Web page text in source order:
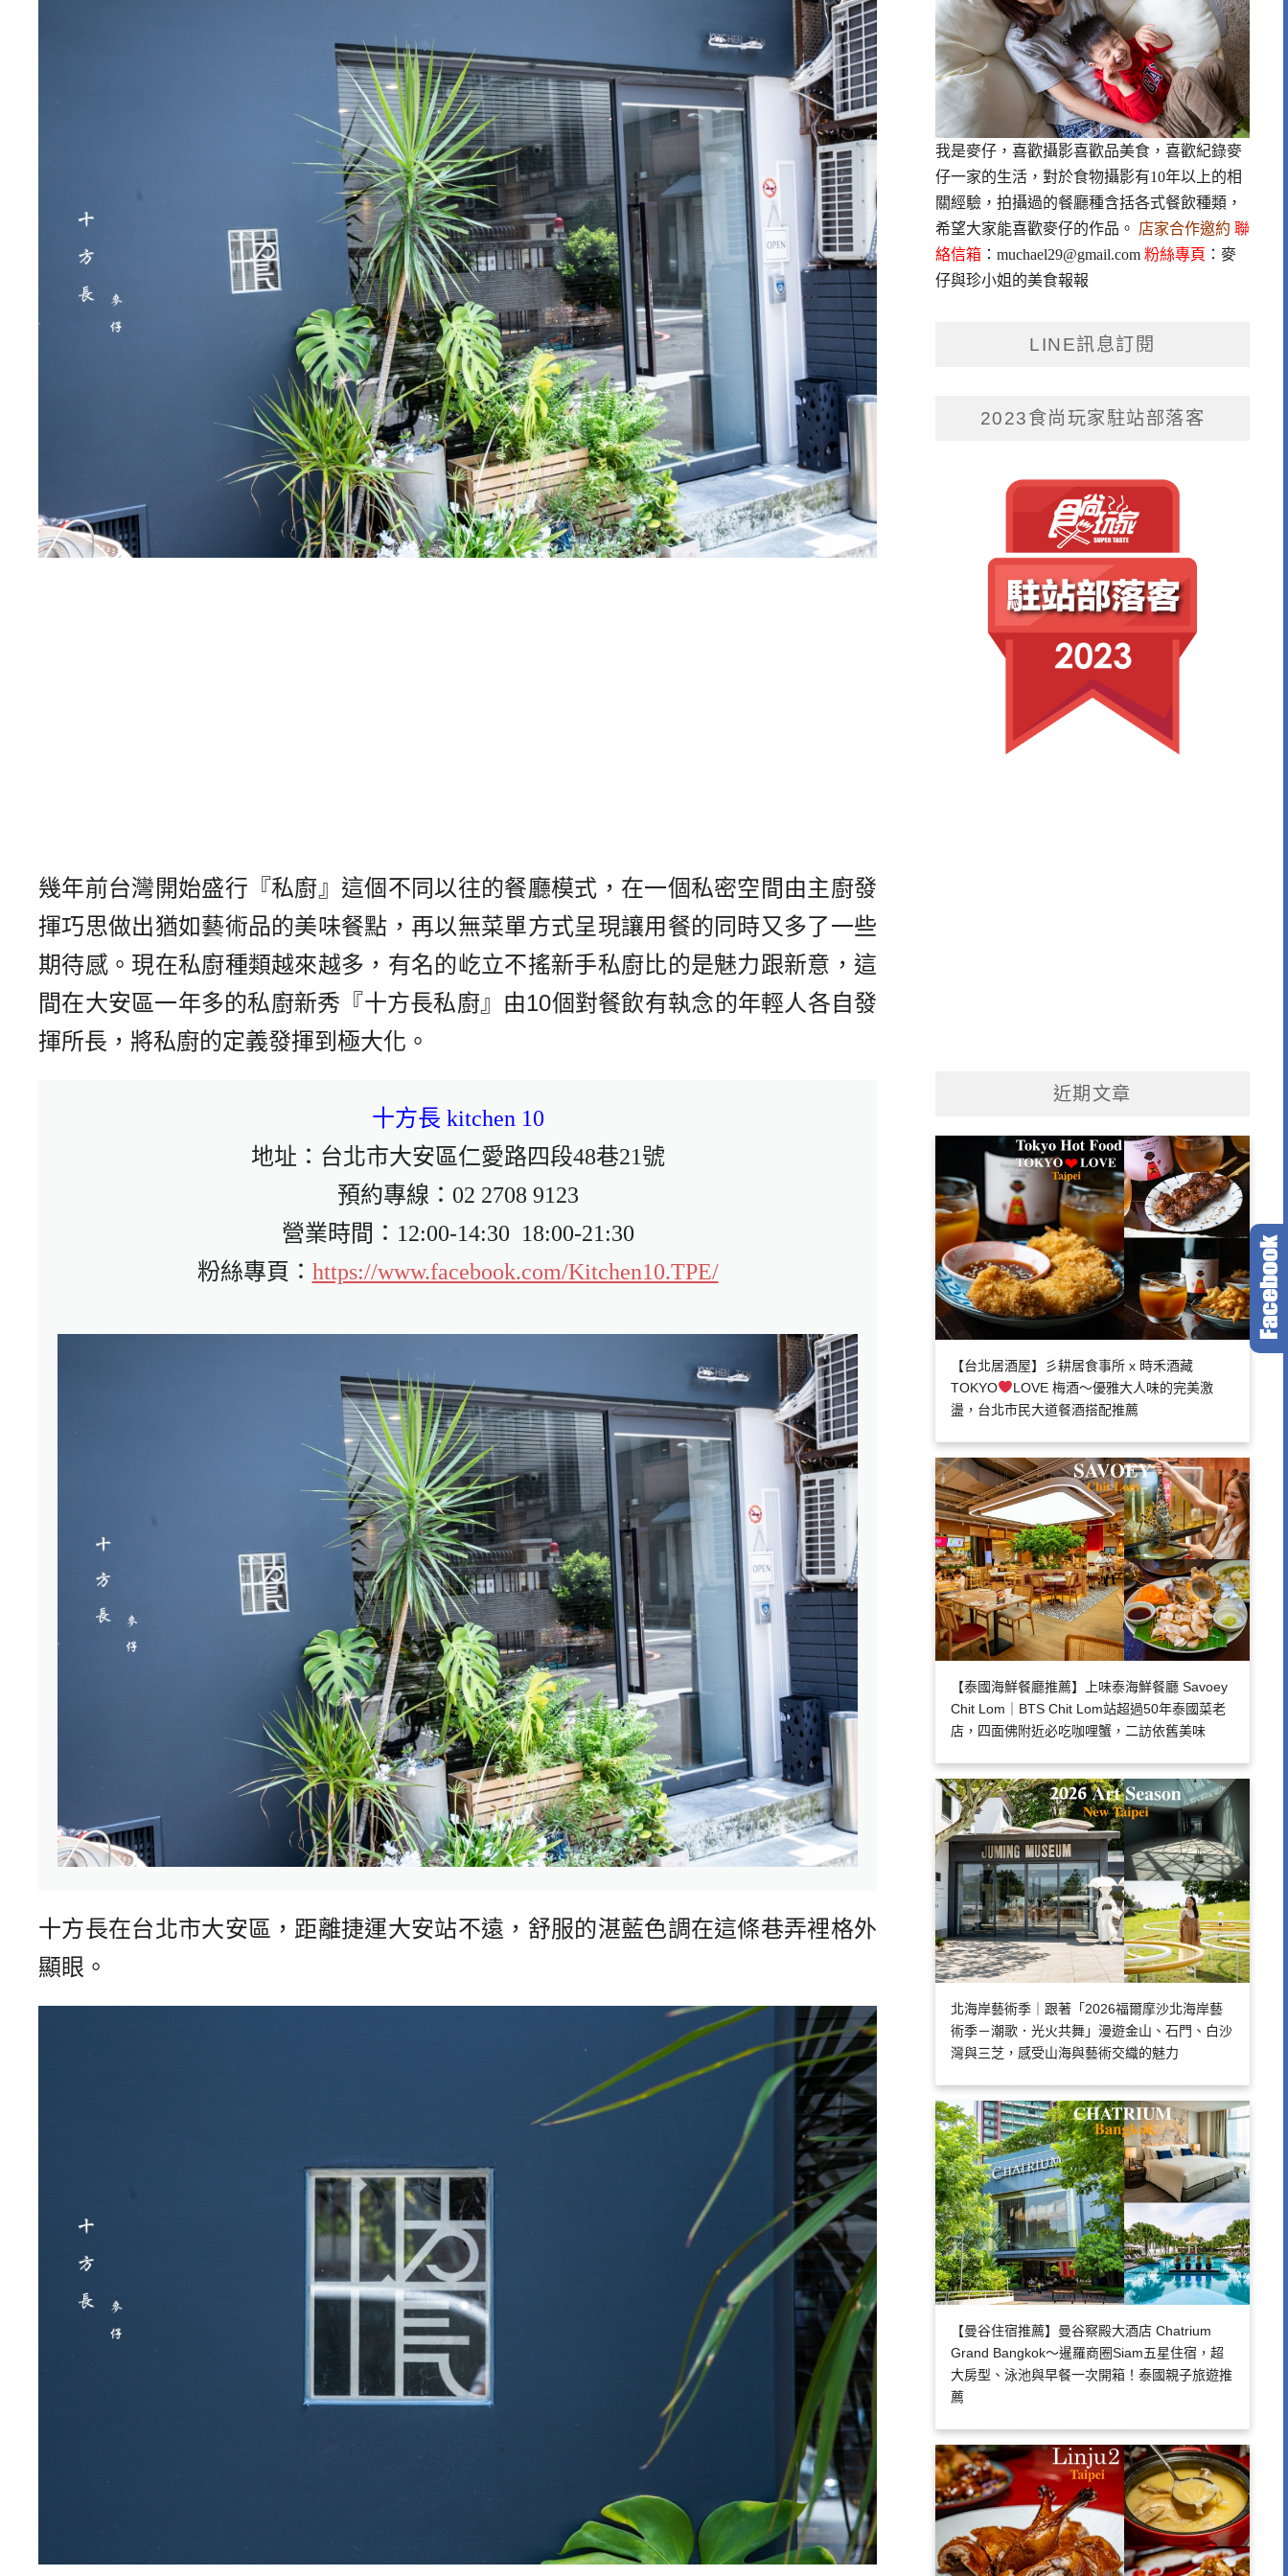
幾年前台灣開始盛行『私廚』這個不同以往的餐廳模式，在一個私密空間由主廚發
揮巧思做出猶如藝術品的美味餐點，再以無菜單方式呈現讓用餐的同時又多了一些
期待感。現在私廚種類越來越多，有名的屹立不搖新手私廚比的是魅力跟新意，這
間在大安區一年多的私廚新秀『十方長私廚』 由10個對餐飲有執念的年輕人各自發
揮所長，將私廚的定義發揮到極大化。
十方長 kitchen 10
地址：台北市大安區仁愛路四段48巷21號
預約專線：02 2708 9123
營業時間：12:00-14:30  18:00-21:30
粉絲專頁： https://www.facebook.com/Kitchen10.TPE/
十方長在台北市大安區，距離捷運大安站不遠， 舒服的湛藍色調在這條巷弄裡格外
顯眼。
我是麥仔，喜歡攝影喜歡品美食，喜歡紀錄麥
仔一家的生活，對於食物攝影有10年以上的相
關經驗，拍攝過的餐廳種含括各式餐飲種類，
希望大家能喜歡麥仔的作品。 店家合作邀約 聯
絡信箱： muchael29@gmail.com 粉絲專頁 ： 麥
仔與珍小姐的美食報報
LINE訊息訂閱
2023食尚玩家駐站部落客
近期文章
【台北居酒屋】彡耕居食事所 x 時禾酒藏
TOKYO
LOVE 梅酒～優雅大人味的完美激
盪，台北市民大道餐酒搭配推薦
【泰國海鮮餐廳推薦】上味泰海鮮餐廳 Savoey
Chit Lom｜BTS Chit Lom站超過50年泰國菜老
店，四面佛附近必吃咖哩蟹，二訪依舊美味
北海岸藝術季｜跟著「2026福爾摩沙北海岸藝
術季－潮歌．光火共舞」漫遊金山、石門、白沙
灣與三芝，感受山海與藝術交織的魅力
【曼谷住宿推薦】曼谷察殿大酒店 Chatrium
Grand Bangkok～暹羅商圈Siam五星住宿，超
大房型、泳池與早餐一次開箱！泰國親子旅遊推
薦